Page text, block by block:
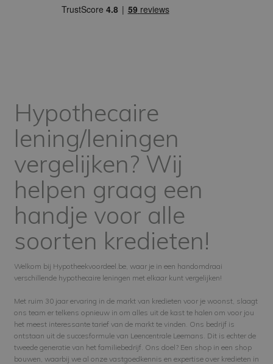
Hypothecaire
lening/leningen
vergelijken? Wij
helpen graag een
handje voor alle
soorten kredieten!
Welkom bij Hypotheekvoordeel.be, waar je in een handomdraai
verschillende hypothecaire leningen met elkaar kunt vergelijken!
Met ruim 30 jaar ervaring in de markt van kredieten voor je woonst, slaagt
ons team er telkens opnieuw in om alles uit de kast te halen om voor jou
het meest interessante tarief van de markt te vinden. Ons bedrijf is
ontstaan uit de succesformule van Leencentrale Leemans. Dit is echter de
tweede generatie van het familiebedrijf. Ons doel? Een shop in een shop
bouwen, waarbij we al onze vastgoedkennis en expertise over kredieten in